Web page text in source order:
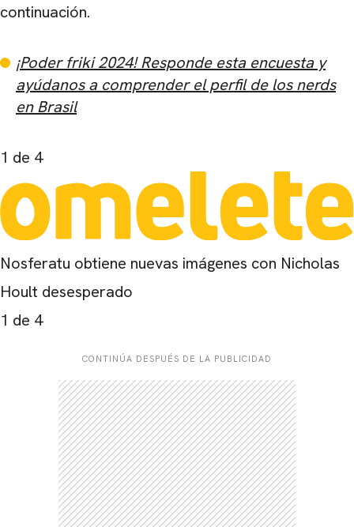
continuación.
¡Poder friki 2024! Responde esta encuesta y
ayúdanos a comprender el perfil de los nerds
en Brasil
1 de 4
Nosferatu obtiene nuevas imágenes con Nicholas
Hoult desesperado
1 de 4
CONTINÚA DESPUÉS DE LA PUBLICIDAD
CARREGANDO PUBLICIDADE